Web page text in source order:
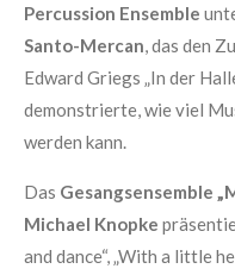
Percussion Ensemble
Santo-Mercan, das den
Edward Griegs „In der
demonstrierte, wie viel
werden kann.
Das Gesangsensemble
Michael Knopke
and dance“, „With a little